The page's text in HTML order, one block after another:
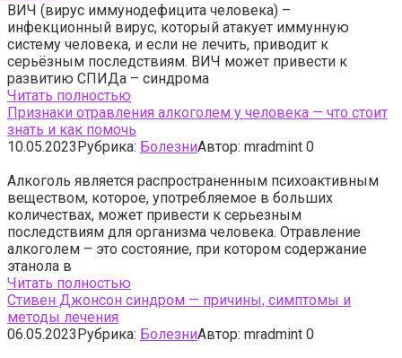
ВИЧ (вирус иммунодефицита человека) –
инфекционный вирус, который атакует иммунную
систему человека, и если не лечить, приводит к
серьёзным последствиям. ВИЧ может привести к
развитию СПИДа – синдрома
Читать полностью
Признаки отравления алкоголем у человека — что стоит
знать и как помочь
10.05.2023Рубрика: БолезниАвтор: mradmint 0
Алкоголь является распространенным психоактивным
веществом, которое, употребляемое в больших
количествах, может привести к серьезным
последствиям для организма человека. Отравление
алкоголем – это состояние, при котором содержание
этанола в
Читать полностью
Стивен Джонсон синдром — причины, симптомы и
методы лечения
06.05.2023Рубрика: БолезниАвтор: mradmint 0